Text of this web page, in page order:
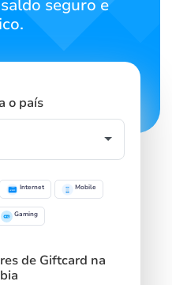
seguro e
o país
Internet Mobile
Gaming
de Giftcard na